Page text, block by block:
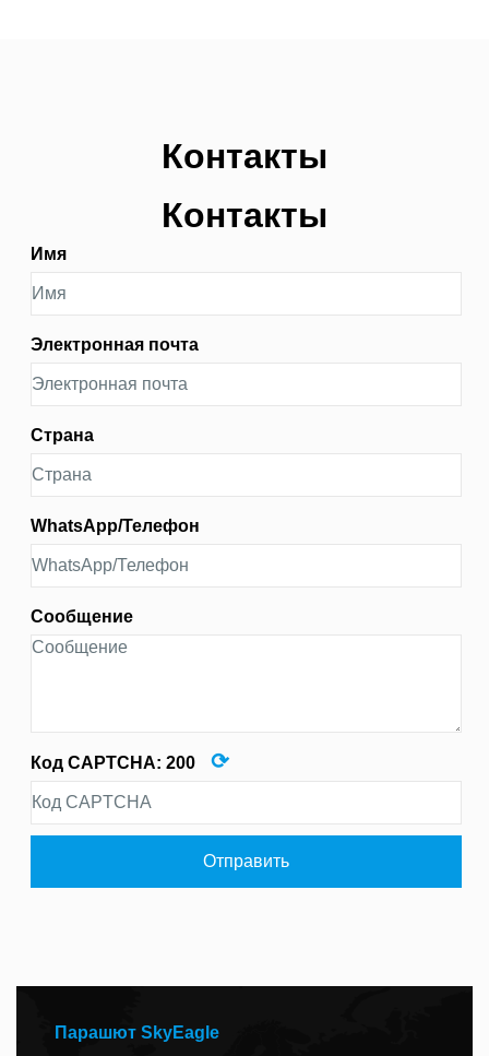
Контакты
Контакты
Имя
Электронная почта
Страна
WhatsApp/Телефон
Сообщение
Код CAPTCHA: 200 ⟳
Отправить
Парашют SkyEagle